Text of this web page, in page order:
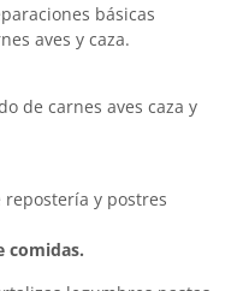
básicas
aves y caza.
de carnes aves caza y
repostería y postres
comidas.